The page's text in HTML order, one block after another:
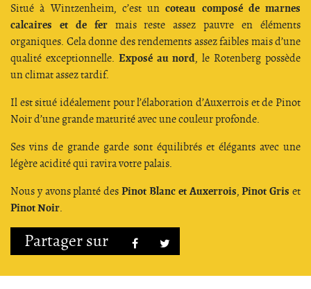
Situé à Wintzenheim, c’est uncoteau composé de marnes
calcaires et de fermais reste assez pauvre en éléments
organiques. Cela donne des rendements assez faibles mais d’une
qualité exceptionnelle. Exposé au nord, le Rotenberg possède
un climat assez tardif.
Il est situé idéalement pour l’élaboration d’Auxerrois et de Pinot
Noir d’une grande maturité avec une couleur profonde.
Ses vins de grande garde sont équilibrés et élégants avec une
légère acidité qui ravira votre palais.
Nous y avons planté desPinot Blanc et Auxerrois,Pinot Gris et
Pinot Noir.
Partager sur Facebook